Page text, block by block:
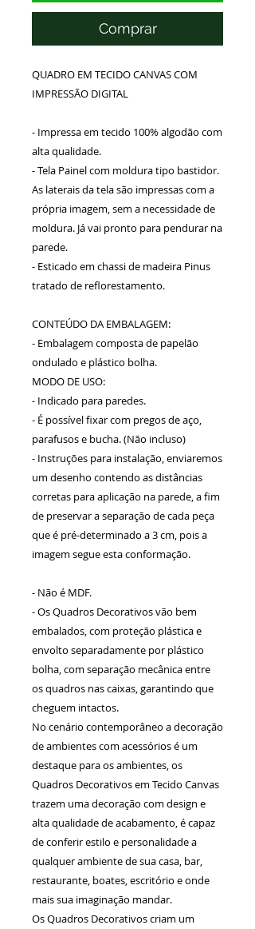
Comprar
QUADRO EM TECIDO CANVAS COM
IMPRESSÃO DIGITAL
- Impressa em tecido 100% algodão com
alta qualidade.
- Tela Painel com moldura tipo bastidor.
As laterais da tela são impressas com a
própria imagem, sem a necessidade de
moldura. Já vai pronto para pendurar na
parede.
- Esticado em chassi de madeira Pinus
tratado de reflorestamento.
CONTEÚDO DA EMBALAGEM:
- Embalagem composta de papelão
ondulado e plástico bolha.
MODO DE USO:
- Indicado para paredes.
- É possível fixar com pregos de aço,
parafusos e bucha. (Não incluso)
- Instruções para instalação, enviaremos
um desenho contendo as distâncias
corretas para aplicação na parede, a fim
de preservar a separação de cada peça
que é pré-determinado a 3 cm, pois a
imagem segue esta conformação.
- Não é MDF.
- Os Quadros Decorativos vão bem
embalados, com proteção plástica e
envolto separadamente por plástico
bolha, com separação mecânica entre
os quadros nas caixas, garantindo que
cheguem intactos.
No cenário contemporâneo a decoração
de ambientes com acessórios é um
destaque para os ambientes, os
Quadros Decorativos em Tecido Canvas
trazem uma decoração com design e
alta qualidade de acabamento, é capaz
de conferir estilo e personalidade a
qualquer ambiente de sua casa, bar,
restaurante, boates, escritório e onde
mais sua imaginação mandar.
Os Quadros Decorativos criam um